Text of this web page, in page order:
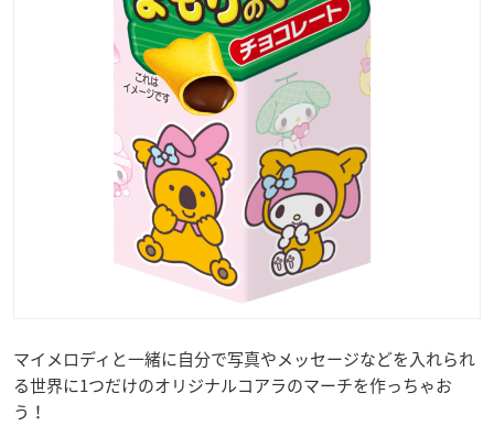
マイメロディと一緒に自分で写真やメッセージなどを入れられ
る世界に1つだけのオリジナルコアラのマーチを作っちゃお
う！